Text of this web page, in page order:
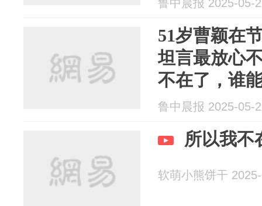
鲁中晨报 2025-05-
51岁曹颖在
坦言最放心
不在了，谁
鲁中晨报 2025-05-
所以我不
软萌小熊饼干